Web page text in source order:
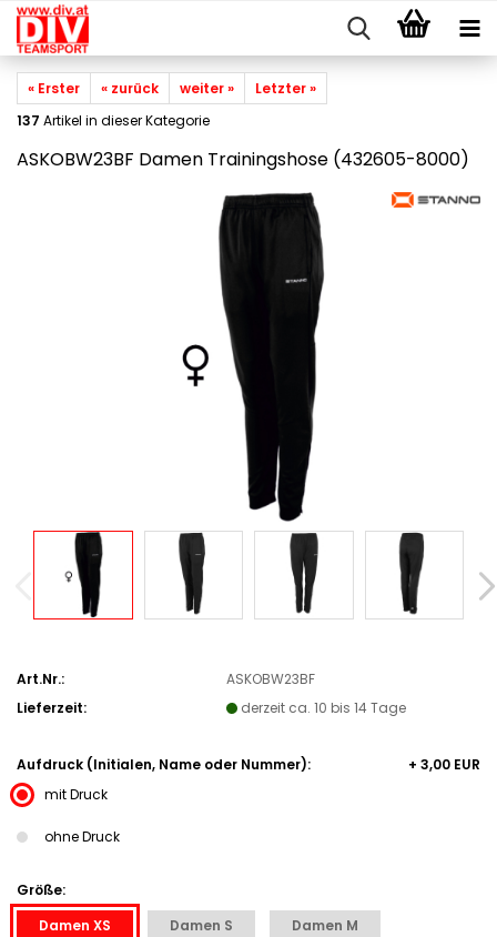
« Erster « zurück weiter »
Letzter »
137 Artikel in dieser Kategorie
ASKOBW23BF Damen Trainingshose (432605-8000)
Art.Nr.:
ASKOBW23BF
Lieferzeit:
derzeit ca. 10 bis 14 Tage
Aufdruck (Initialen, Name oder Nummer):
+ 3,00 EUR
mit Druck
ohne Druck
Größe:
Damen XS
Damen S Damen M